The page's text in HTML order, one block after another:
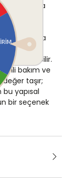
ile kolayca
çelik
mutfak
ya da
fazla
kullanılabilir.
bakım ve
taşır;
bu yapısal
bir seçenek